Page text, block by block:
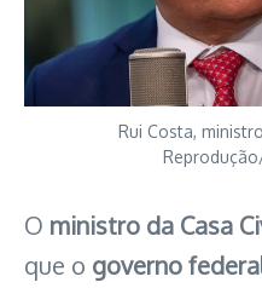
Rui Costa,
O ministro da Casa
que o governo